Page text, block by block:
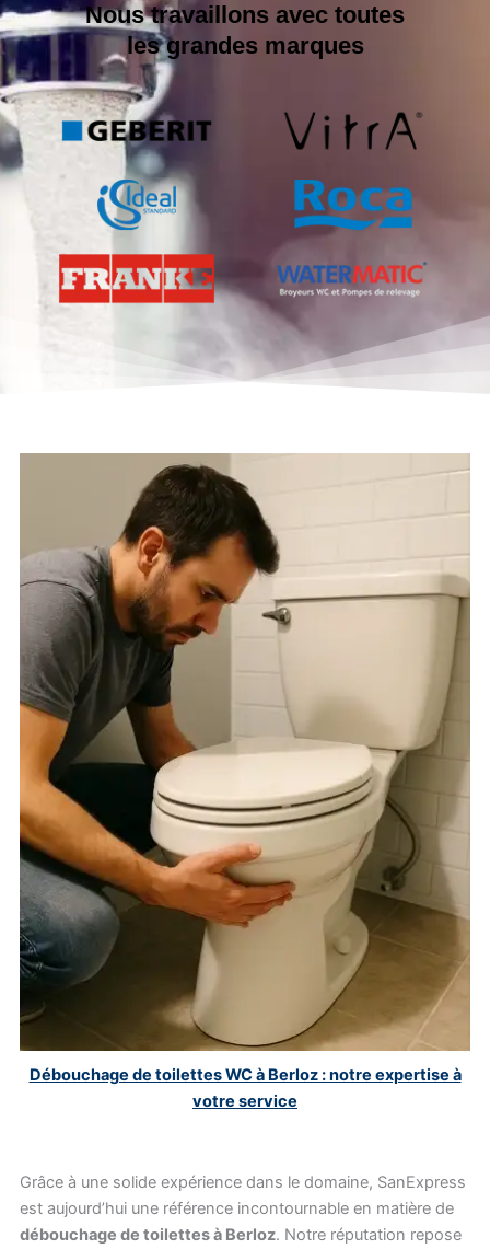
Nous travaillons avec toutes
les grandes marques
Débouchage de toilettes WC à Berloz : notre expertise à
votre service
Grâce à une solide expérience dans le domaine, SanExpress
est aujourd’hui une référence incontournable en matière de
débouchage de toilettes à Berloz. Notre réputation repose